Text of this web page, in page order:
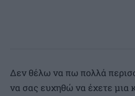
Δεν θέλω να πω πολλά
να σας ευχηθώ να έχετε μια